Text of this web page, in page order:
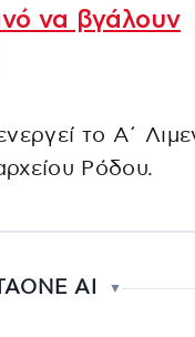
να βγάλουν
το Α΄
Ρόδου.
AI ▼